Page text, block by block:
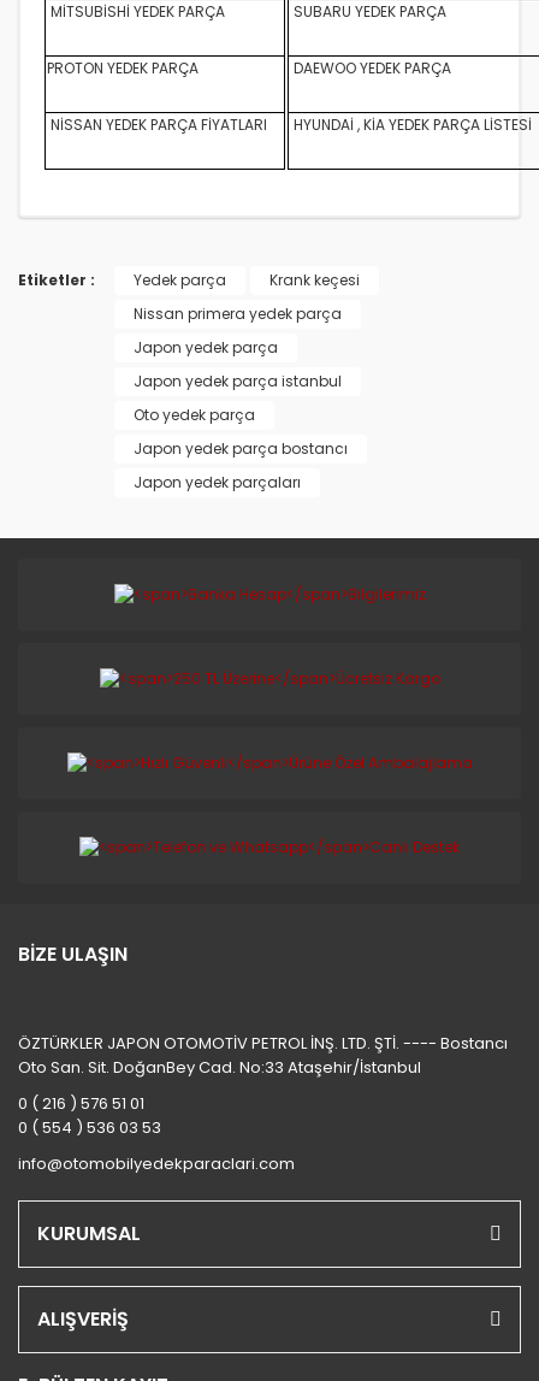
MİTSUBİSHİ YEDEK PARÇA SUBARU YEDEK PARÇA
PROTON YEDEK PARÇA DAEWOO YEDEK PARÇA
NİSSAN YEDEK PARÇA FİYATLARI HYUNDAİ , KİA YEDEK PARÇA LİSTESİ
Etiketler : Yedek parça
Krank keçesi
Nissan primera yedek parça
Japon yedek parça
Japon yedek parça istanbul
Oto yedek parça
Japon yedek parça bostancı
Japon yedek parçaları
BİZE ULAŞIN
ÖZTÜRKLER JAPON OTOMOTİV PETROL İNŞ. LTD. ŞTİ. ---- Bostancı
Oto San. Sit. DoğanBey Cad. No:33 Ataşehir/İstanbul
0 ( 216 ) 576 51 01
0 ( 554 ) 536 03 53
info@otomobilyedekparaclari.com
KURUMSAL
ALIŞVERİŞ